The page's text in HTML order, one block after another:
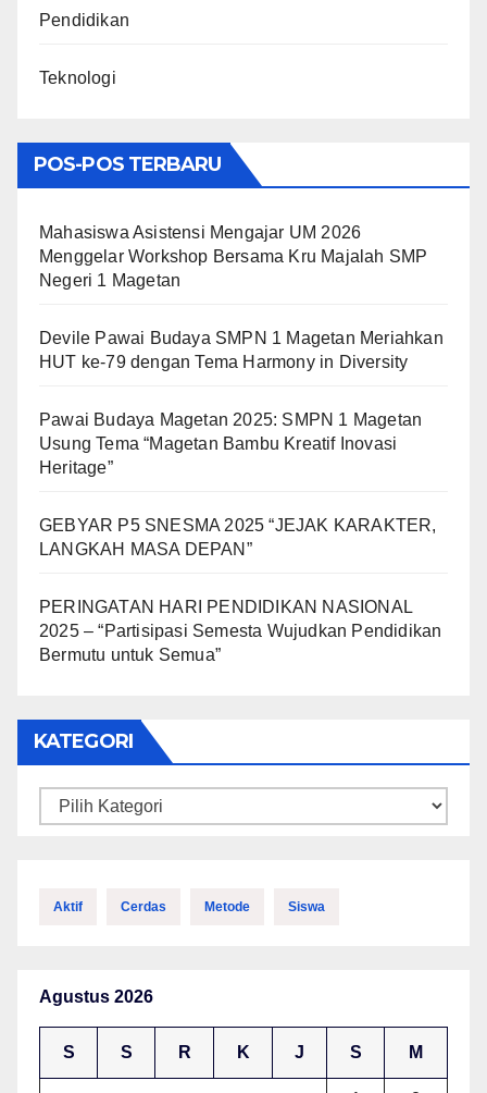
Pendidikan
Teknologi
POS-POS TERBARU
Mahasiswa Asistensi Mengajar UM 2026
Menggelar Workshop Bersama Kru Majalah SMP
Negeri 1 Magetan
Devile Pawai Budaya SMPN 1 Magetan Meriahkan
HUT ke-79 dengan Tema Harmony in Diversity
Pawai Budaya Magetan 2025: SMPN 1 Magetan
Usung Tema “Magetan Bambu Kreatif Inovasi
Heritage”
GEBYAR P5 SNESMA 2025 “JEJAK KARAKTER,
LANGKAH MASA DEPAN”
PERINGATAN HARI PENDIDIKAN NASIONAL
2025 – “Partisipasi Semesta Wujudkan Pendidikan
Bermutu untuk Semua”
KATEGORI
Kategori
Aktif Cerdas Metode Siswa
Agustus 2026
S S R K J S M